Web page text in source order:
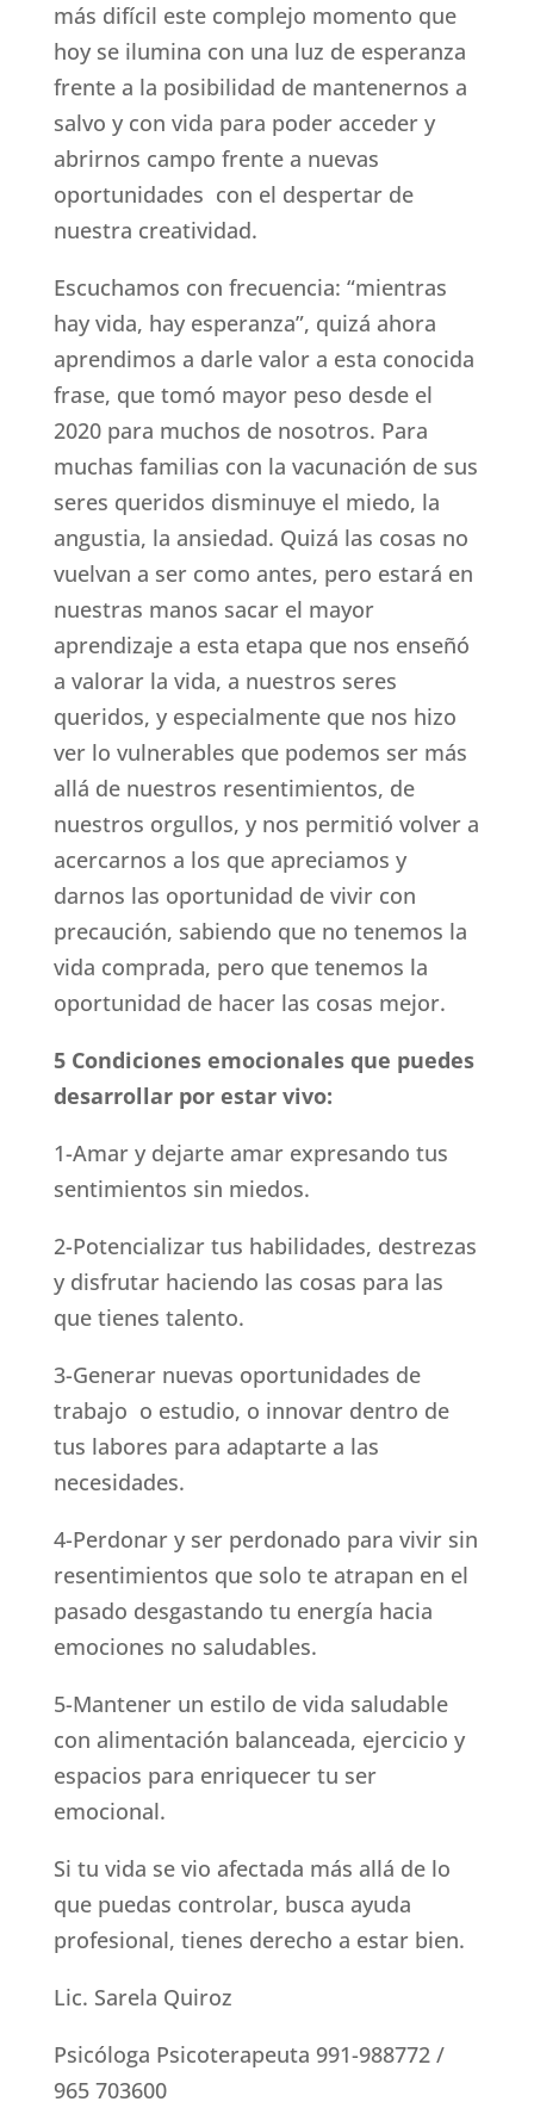
más difícil este complejo momento que
hoy se ilumina con una luz de esperanza
frente a la posibilidad de mantenernos a
salvo y con vida para poder acceder y
abrirnos campo frente a nuevas
oportunidades con el despertar de
nuestra creatividad.
Escuchamos con frecuencia: “mientras
hay vida, hay esperanza”, quizá ahora
aprendimos a darle valor a esta conocida
frase, que tomó mayor peso desde el
2020 para muchos de nosotros. Para
muchas familias con la vacunación de sus
seres queridos disminuye el miedo, la
angustia, la ansiedad. Quizá las cosas no
vuelvan a ser como antes, pero estará en
nuestras manos sacar el mayor
aprendizaje a esta etapa que nos enseñó
a valorar la vida, a nuestros seres
queridos, y especialmente que nos hizo
ver lo vulnerables que podemos ser más
allá de nuestros resentimientos, de
nuestros orgullos, y nos permitió volver a
acercarnos a los que apreciamos y
darnos las oportunidad de vivir con
precaución, sabiendo que no tenemos la
vida comprada, pero que tenemos la
oportunidad de hacer las cosas mejor.
5 Condiciones emocionales que puedes
desarrollar por estar vivo:
1-Amar y dejarte amar expresando tus
sentimientos sin miedos.
2-Potencializar tus habilidades, destrezas
y disfrutar haciendo las cosas para las
que tienes talento.
3-Generar nuevas oportunidades de
trabajo o estudio, o innovar dentro de
tus labores para adaptarte a las
necesidades.
4-Perdonar y ser perdonado para vivir sin
resentimientos que solo te atrapan en el
pasado desgastando tu energía hacia
emociones no saludables.
5-Mantener un estilo de vida saludable
con alimentación balanceada, ejercicio y
espacios para enriquecer tu ser
emocional.
Si tu vida se vio afectada más allá de lo
que puedas controlar, busca ayuda
profesional, tienes derecho a estar bien.
Lic. Sarela Quiroz
Psicóloga Psicoterapeuta 991-988772 /
965 703600